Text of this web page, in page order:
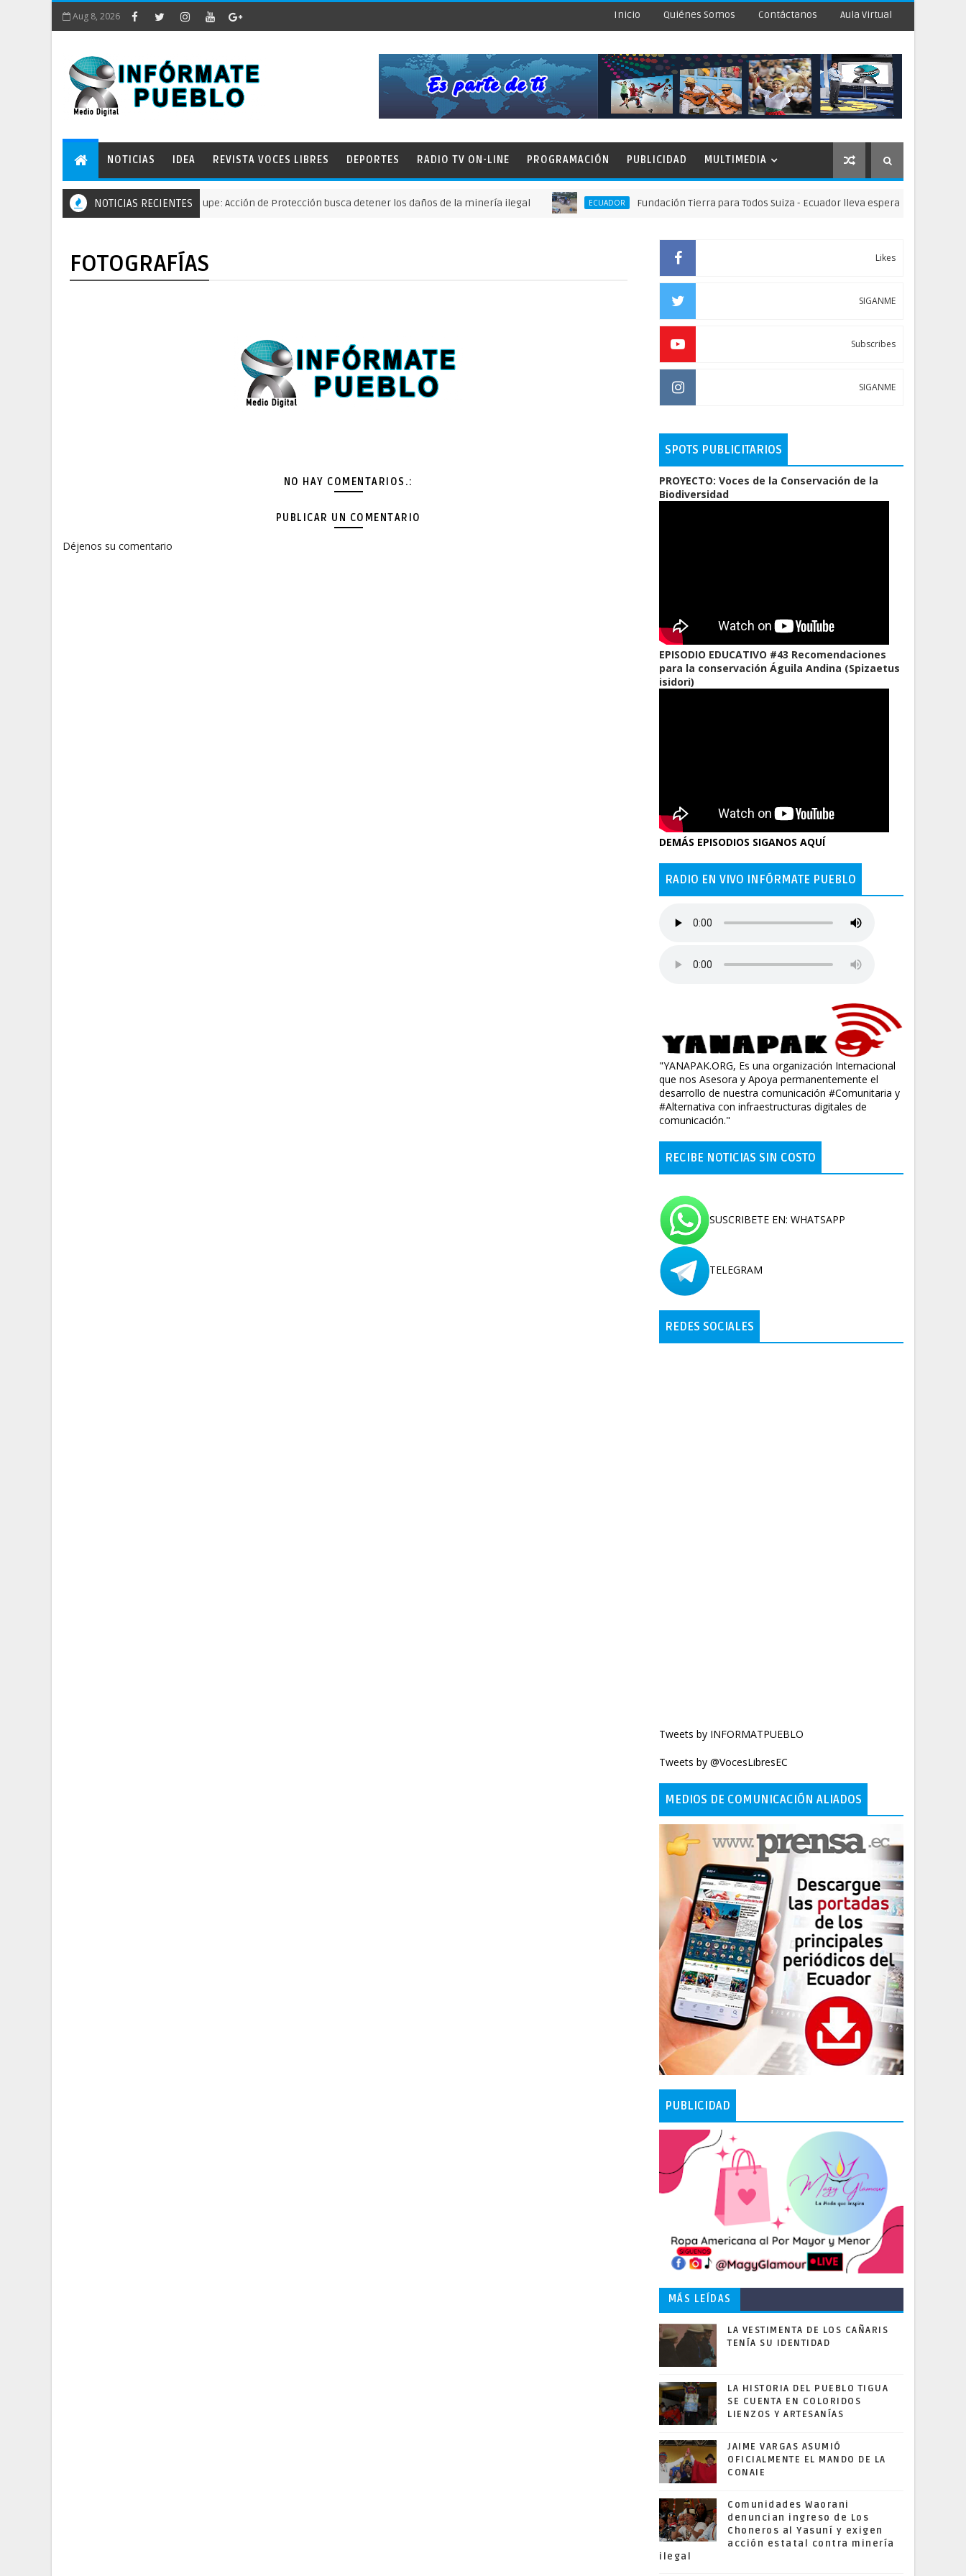
Aug 8, 2026 Inicio Quiénes Somos Contáctanos Aula Virtual
NOTICIAS IDEA REVISTA VOCES LIBRES DEPORTES RADIO TV ON-LINE PROGRAMACIÓN PUBLICIDAD MULTIMEDIA
NOTICIAS RECIENTES
Comunidades defienden el río Guallupe: Acción de Protección busca detener los daños de la minería ilegal ECUADOR Fundación Tierra para Todos Suiza - Ecuador lleva esperanza y
FOTOGRAFÍAS
NO HAY COMENTARIOS.:
PUBLICAR UN COMENTARIO
Déjenos su comentario
Likes
SIGANME
Subscribes
SIGANME
SPOTS PUBLICITARIOS
PROYECTO: Voces de la Conservación de la
Biodiversidad
EPISODIO EDUCATIVO #43 Recomendaciones
para la conservación Águila Andina (Spizaetus
isidori)
DEMÁS EPISODIOS SIGANOS AQUÍ
RADIO EN VIVO INFÓRMATE PUEBLO
"YANAPAK.ORG, Es una organización Internacional
que nos Asesora y Apoya permanentemente el
desarrollo de nuestra comunicación #Comunitaria y
#Alternativa con infraestructuras digitales de
comunicación."
RECIBE NOTICIAS SIN COSTO
SUSCRIBETE EN: WHATSAPP
TELEGRAM
REDES SOCIALES
Tweets by INFORMATPUEBLO
Tweets by @VocesLibresEC
MEDIOS DE COMUNICACIÓN ALIADOS
PUBLICIDAD
MÁS LEÍDAS
LA VESTIMENTA DE LOS CAÑARIS
TENÍA SU IDENTIDAD
LA HISTORIA DEL PUEBLO TIGUA
SE CUENTA EN COLORIDOS
LIENZOS Y ARTESANÍAS
JAIME VARGAS ASUMIÓ
OFICIALMENTE EL MANDO DE LA
CONAIE
Comunidades Waorani
denuncian ingreso de Los
Choneros al Yasuní y exigen
acción estatal contra minería
ilegal